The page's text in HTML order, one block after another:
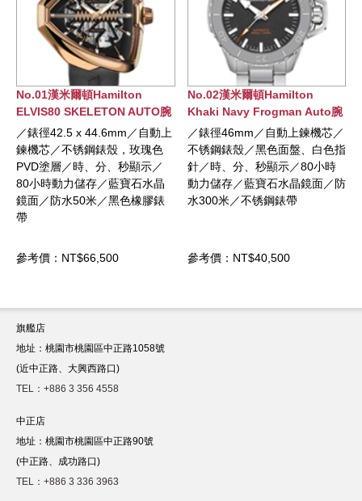
AUTO腕
／自動上
玫瑰色
顯示／
石水晶
橡膠錶
No.02漢米爾頓Hamilton
Khaki Navy Frogman Auto腕
錶
／錶徑46mm／自動上鍊機芯／
不锈鋼錶殼／黑色面盤、白色指
針／時、分、秒顯示／80小時
動力儲存／藍寶石水晶鏡面／防
水300米／不锈鋼錶帶
參考價：NT$40,500
No.03漢米爾頓
Khaki Navy SCUBA
錶
／錶徑43mm／自動上
不锈鋼錶殼／白色面盤
針／時、分、秒顯示／
動力儲存／藍寶石水晶
水300米／不锈鋼錶帶
參考價：NT$35,000
旗艦店
地址：桃園市桃園區中正路1058號
(近中正路、大興西路口)
TEL：+886 3 356 4558
中正店
地址：桃園市桃園區中正路90號
(中正路、成功路口)
TEL：+886 3 336 3963